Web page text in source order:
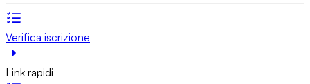
Verifica iscrizione
Link rapidi